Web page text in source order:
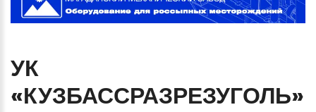
УК
«КУЗБАССРАЗРЕЗУГОЛЬ»